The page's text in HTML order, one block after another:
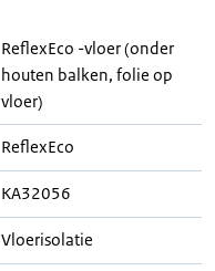
ReflexEco -vloer (onder
houten balken, folie op
vloer)
ReflexEco
KA32056
Vloerisolatie